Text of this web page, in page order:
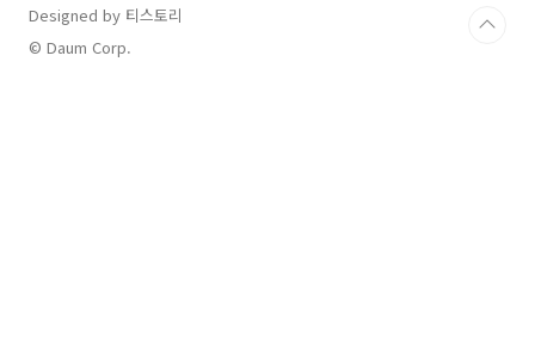
셨다는 소식을 듣고 출영 결심을 하게 되었다고
한다. 현재 33세인 임영웅은 할머니의 결혼에 대
한 질문에 다른 엄마들은 일찍 가라고 하는데 우
Designed by 티스토리
© Daum Corp.